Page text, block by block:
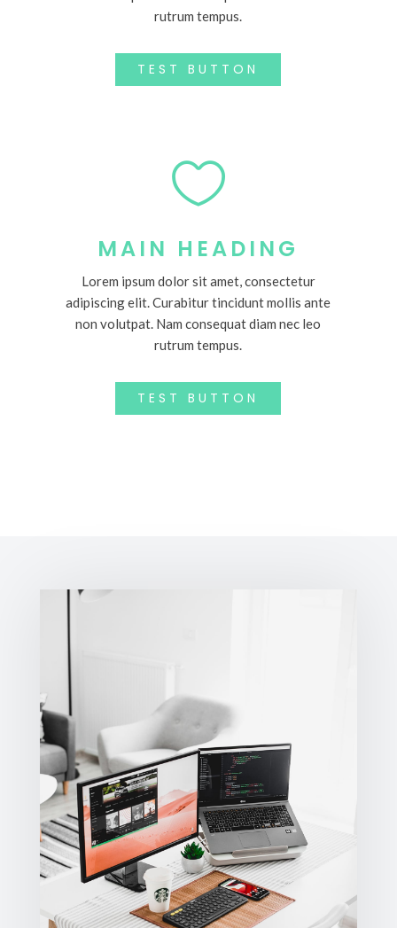
rutrum tempus.
TEST BUTTON

MAIN HEADING
Lorem ipsum dolor sit amet, consectetur
adipiscing elit. Curabitur tincidunt mollis ante
non volutpat. Nam consequat diam nec leo
rutrum tempus.
TEST BUTTON